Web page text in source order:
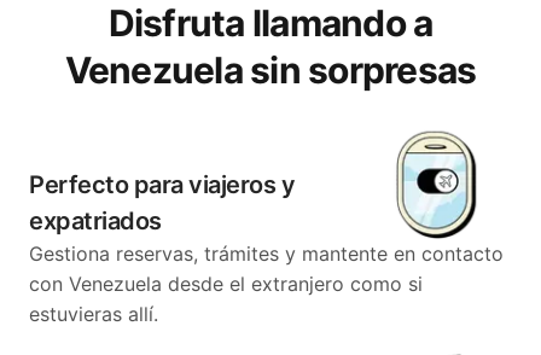
Disfruta llamando a
Venezuela sin sorpresas
Perfecto para viajeros y
expatriados
Gestiona reservas, trámites y mantente en contacto
con Venezuela desde el extranjero como si
estuvieras allí.